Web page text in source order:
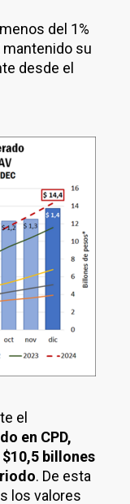
del 1%
mantenido su
desde el
el
en CPD,
$10,5 billones
. De esta
los valores